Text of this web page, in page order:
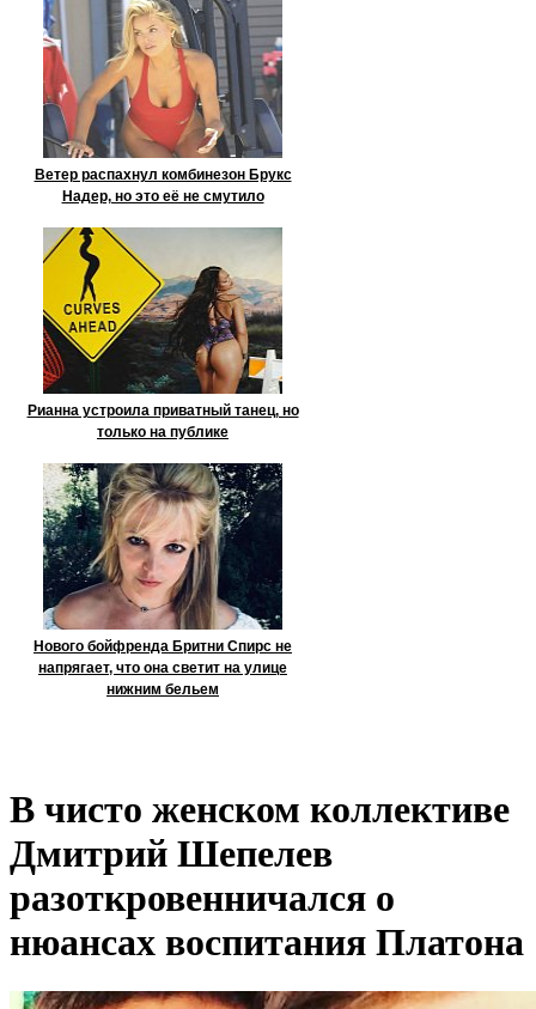
Ветер распахнул комбинезон Брукс
Надер, но это её не смутило
Рианна устроила приватный танец, но
только на публике
Нового бойфренда Бритни Спирс не
напрягает, что она светит на улице
нижним бельем
В чисто женском коллективе
Дмитрий Шепелев
разоткровенничался о
нюансах воспитания Платона